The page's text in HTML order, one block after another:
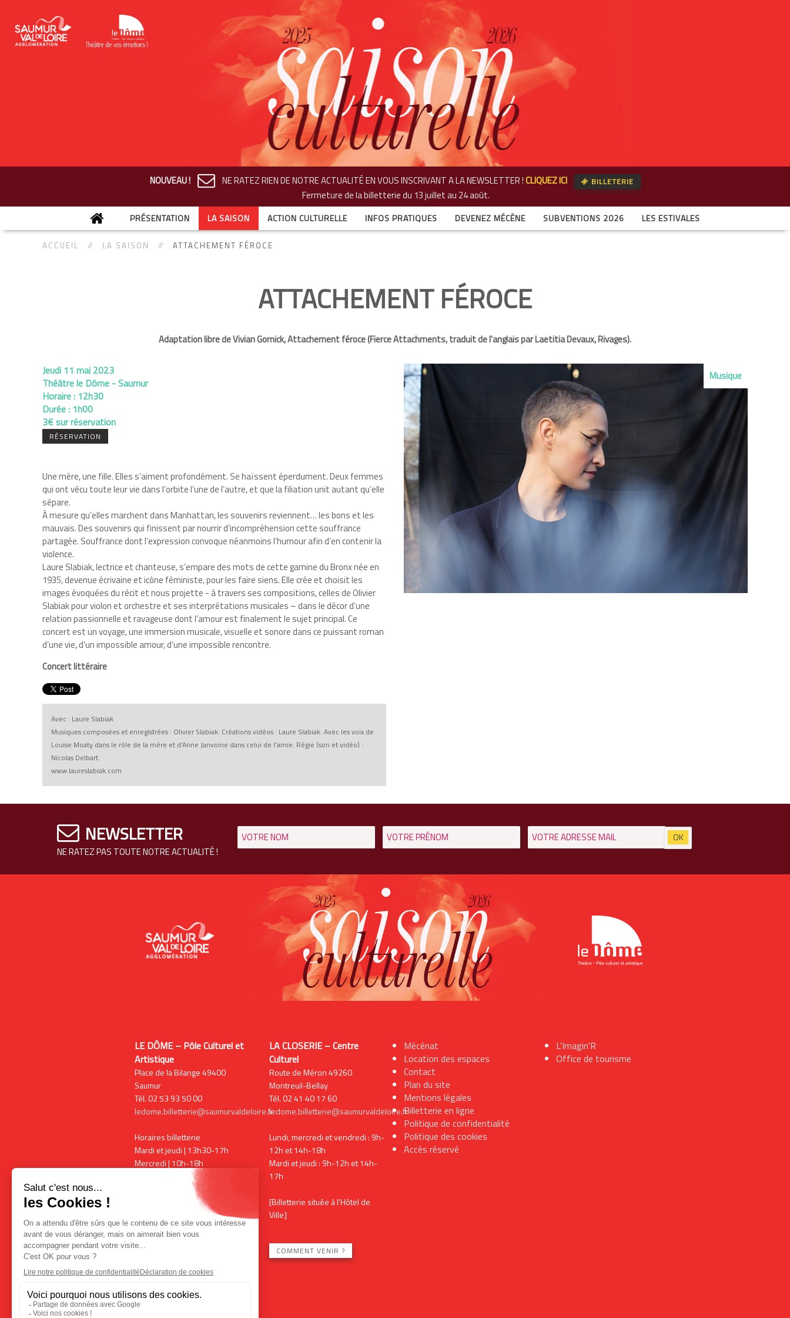
NOUVEAU ! NE RATEZ RIEN DE NOTRE ACTUALITÉ EN VOUS INSCRIVANT A LA NEWSLETTER !CLIQUEZ ICI BILLETERIE
Fermeture de la billetteriedu 13 juillet au 24 août.
PRÉSENTATION LA SAISON ACTION CULTURELLE INFOS PRATIQUES DEVENEZ MÉCÈNE SUBVENTIONS 2026 LES ESTIVALES
ACCUEIL LA SAISON ATTACHEMENT FÉROCE
ATTACHEMENT FÉROCE
Adaptation libre de Vivian Gornick, Attachement féroce (Fierce Attachments, traduit de l'anglais par Laetitia Devaux, Rivages).
Jeudi 11 mai 2023
Théâtre le Dôme - Saumur
Horaire : 12h30
Durée : 1h00
3€ sur réservation
RÉSERVATION
Une mère, une fille. Elles s’aiment profondément. Se haïssent éperdument. Deux femmes
qui ont vécu toute leur vie dans l’orbite l’une de l’autre, et que la filiation unit autant qu’elle
sépare.
À mesure qu’elles marchent dans Manhattan, les souvenirs reviennent… les bons et les
mauvais. Des souvenirs qui finissent par nourrir d’incompréhension cette souffrance
partagée. Souffrance dont l’expression convoque néanmoins l’humour afin d’en contenir la
violence.
Laure Slabiak, lectrice et chanteuse, s’empare des mots de cette gamine du Bronx née en
1935, devenue écrivaine et icône féministe, pour les faire siens. Elle crée et choisit les
images évoquées du récit et nous projette - à travers ses compositions, celles de Olivier
Slabiak pour violon et orchestre et ses interprétations musicales – dans le décor d’une
relation passionnelle et ravageuse dont l’amour est finalement le sujet principal. Ce
concert est un voyage, une immersion musicale, visuelle et sonore dans ce puissant roman
d’une vie, d’un impossible amour, d’une impossible rencontre.
Concert littéraire
Avec : Laure Slabiak
Musiques composées et enregistrées : Olivier Slabiak. Créations vidéos : Laure Slabiak. Avec les voix de
Louise Moaty dans le rôle de la mère et d’Anne Janvoine dans celui de l’amie. Régie (son et vidéo) :
Nicolas Delbart.
www.laureslabiak.com
Musique
NEWSLETTER
NE RATEZ PAS TOUTE NOTRE ACTUALITÉ !
LE DÔME – Pôle Culturel et
Artistique
Place de la Bilange 49400
Saumur
Tél. 02 53 93 50 00
ledome.billetterie@saumurvaldeloire.fr
Horaires billetterie
Mardi et jeudi | 13h30-17h
Mercredi | 10h-18h
Vendredi | 13h30-17h
Horaires expositions
Mardi, vendredi et samedi | 15h-
18h00
Mercredi | 10h-18h
spectacles
LA CLOSERIE – Centre
Culturel
Route de Méron 49260
Montreuil-Bellay
Tél. 02 41 40 17 60
ledome.billetterie@saumurvaldeloire.fr
Lundi, mercredi et vendredi : 9h-
12h et 14h-18h
Mardi et jeudi : 9h-12h et 14h-
17h
[Billetterie située à l'Hôtel de
Ville]
COMMENT VENIR ?
Mécénat
Location des espaces
Contact
Plan du site
Mentions légales
Billetterie en ligne
Politique de confidentialité
Politique des cookies
Accès réservé
L'Imagin'R
Office de tourisme